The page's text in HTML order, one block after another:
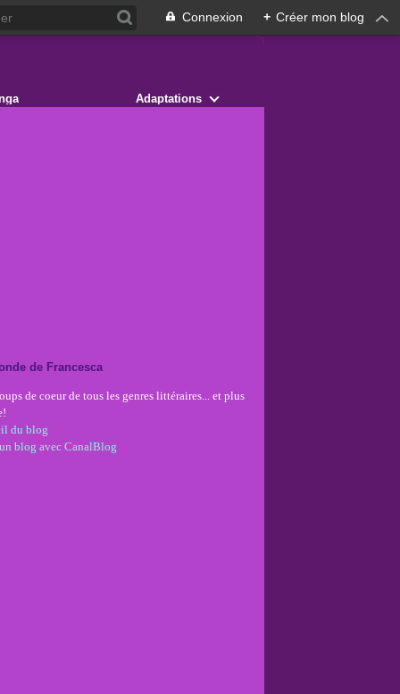
Connexion + Créer mon blog
Adaptations
de Francesca
de coeur de tous les genres littéraires... et plus
du blog
blog avec CanalBlog